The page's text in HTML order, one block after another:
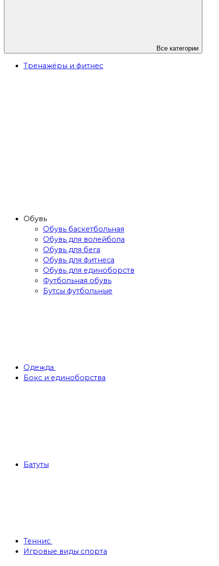
Все категории
Тренажёры и фитнес
Обувь
Обувь баскетбольная
Обувь для волейбола
Обувь для бега
Обувь для фитнеса
Обувь для единоборств
Футбольная обувь
Бутсы футбольные
Одежда
Бокс и единоборства
Батуты
Теннис
Игровые виды спорта